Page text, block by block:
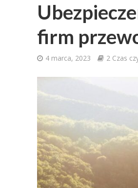
firm
4 marca, 2023 2 Czas